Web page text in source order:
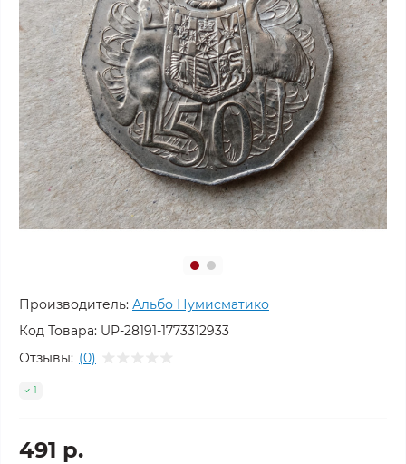
Производитель: Альбо Нумисматико
Код Товара: UP-28191-1773312933
Отзывы: (0)
1
491 р.